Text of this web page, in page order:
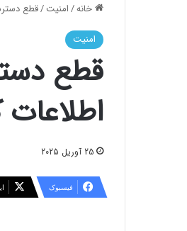
خانه/امنیت/قطع
امنیت
قطع
25 آوریل 2025
فیسبوک